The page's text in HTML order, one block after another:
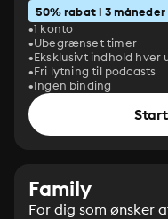
50% rabat i 3 måneder
1 konto
Ubegrænset timer
Eksklusivt indhold hver
Fri lytning til podcasts
Ingen binding
Family
For dig som ønsker